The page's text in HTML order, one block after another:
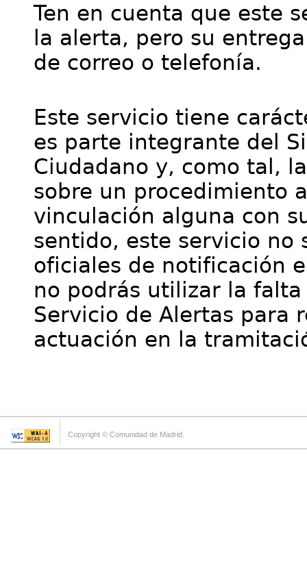
Ten en cuenta que este
la alerta, pero su
de correo o telefonía.
Este servicio tiene
es parte integrante del
Ciudadano y, como tal,
sobre un procedimiento
vinculación alguna con
sentido, este servicio no
oficiales de notificación
no podrás utilizar la
Servicio de Alertas para
actuación en la
Copyright © Comunidad de Madrid.